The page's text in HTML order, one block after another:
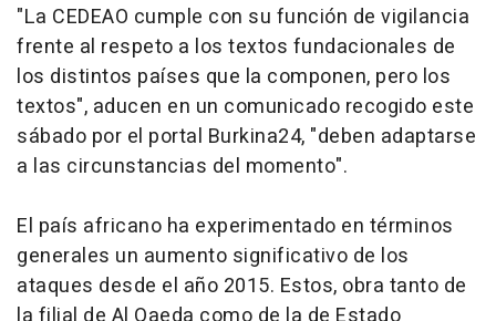
"La CEDEAO cumple con su función de vigilancia
frente al respeto a los textos fundacionales de
los distintos países que la componen, pero los
textos", aducen en un comunicado recogido este
sábado por el portal Burkina24, "deben adaptarse
a las circunstancias del momento".
El país africano ha experimentado en términos
generales un aumento significativo de los
ataques desde el año 2015. Estos, obra tanto de